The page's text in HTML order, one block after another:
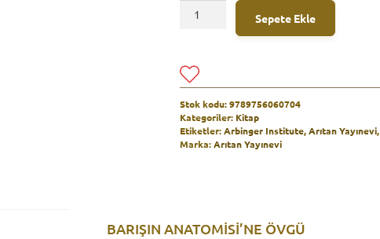
Anatomisi
Sepete Ekle
n
i
Stok kodu:9789756060704
Kategoriler: Kitap
Etiketler:Arbinger Institute,Arıtan Yayınevi,
Marka:Arıtan Yayınevi
BARIŞIN ANATOMİSİ’NE ÖVGÜ